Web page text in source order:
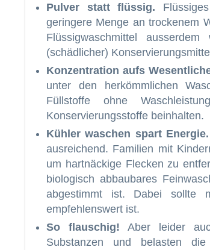
Pulver statt flüssig.
geringere Menge an trockenem
Flüssigwaschmittel
(schädlicher)
Konzentration aufs
unter den herkömmlichen
Füllstoffe ohne
Konservierungsstoffe beinhalten.
Kühler waschen spart Energie.
ausreichend. Familien mit
um hartnäckige Flecken zu
biologisch abbaubares
abgestimmt ist. Dabei sollte
empfehlenswert ist.
So flauschig! Aber leider
Substanzen und belasten